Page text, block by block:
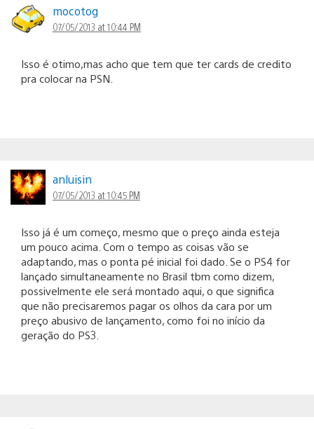
mocotog
07/05/2013 at 10:44 PM
Isso é otimo,mas acho que tem que ter cards de credito
pra colocar na PSN.
anluisin
07/05/2013 at 10:45 PM
Isso já é um começo, mesmo que o preço ainda esteja
um pouco acima. Com o tempo as coisas vão se
adaptando, mas o ponta pé inicial foi dado. Se o PS4 for
lançado simultaneamente no Brasil tbm como dizem,
possivelmente ele será montado aqui, o que significa
que não precisaremos pagar os olhos da cara por um
preço abusivo de lançamento, como foi no início da
geração do PS3.